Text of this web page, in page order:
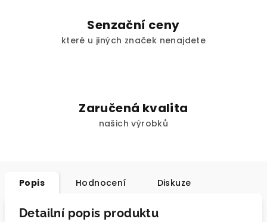
Senzační ceny
které u jiných značek nenajdete
Zaručená kvalita
našich výrobků
Popis Hodnocení Diskuze
Detailní popis produktu